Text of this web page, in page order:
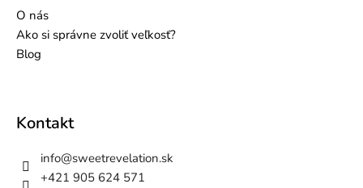
O nás
Ako si správne zvoliť veľkosť?
Blog
Kontakt
info@sweetrevelation.sk
+421 905 624 571